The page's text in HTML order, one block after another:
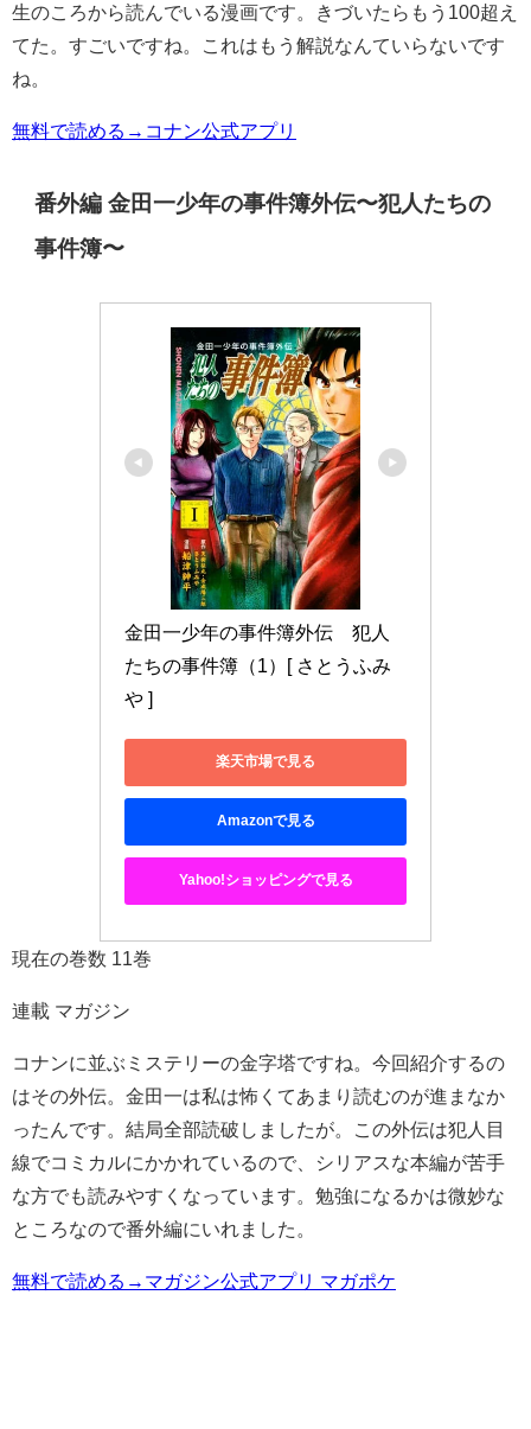
生のころから読んでいる漫画です。きづいたらもう100超え
てた。すごいですね。これはもう解説なんていらないです
ね。
無料で読める→コナン公式アプリ
番外編 金田一少年の事件簿外伝〜犯人たちの
事件簿〜
金田一少年の事件簿外伝　犯人
たちの事件簿（1）[ さとうふみ
や ]
楽天市場で見る
Amazonで見る
Yahoo!ショッピングで見る
現在の巻数 11巻
連載 マガジン
コナンに並ぶミステリーの金字塔ですね。今回紹介するの
はその外伝。金田一は私は怖くてあまり読むのが進まなか
ったんです。結局全部読破しましたが。この外伝は犯人目
線でコミカルにかかれているので、シリアスな本編が苦手
な方でも読みやすくなっています。勉強になるかは微妙な
ところなので番外編にいれました。
無料で読める→マガジン公式アプリ マガポケ